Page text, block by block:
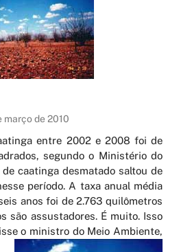
março de 2010
entre 2002 e 2008 foi de
segundo o Ministério do
caatinga desmatado saltou de
período. A taxa anual média
anos foi de 2.763 quilômetros
são assustadores. É muito. Isso
o ministro do Meio Ambiente,